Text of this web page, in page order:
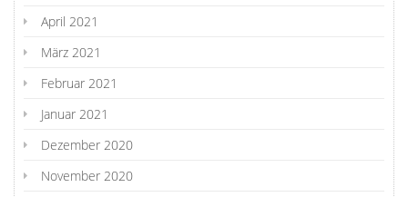
April 2021
März 2021
Februar 2021
Januar 2021
Dezember 2020
November 2020